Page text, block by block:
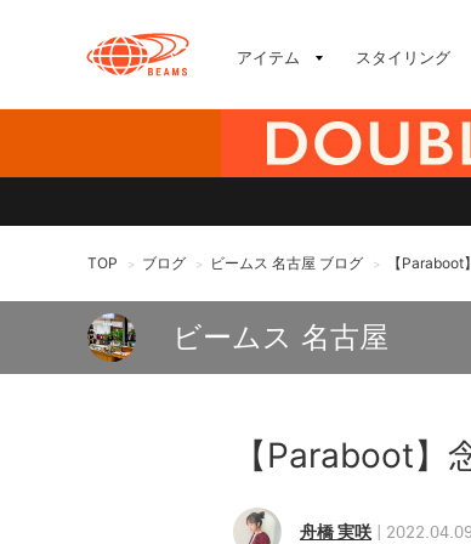
アイテム スタイリング
TOP > ブログ > ビームス 名古屋 ブログ > 【Paraboot
ビームス 名古屋
【Paraboot】
舟橋 実咲